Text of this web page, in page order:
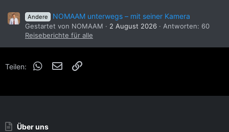
Andere NOMAAM unterwegs – mit seiner Kamera
Gestartet von NOMAAM 2 August 2026
Antworten: 60
Reiseberichte für alle
Teilen: WhatsApp
E-Mail
Über uns